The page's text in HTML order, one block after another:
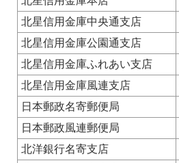
北星信用金庫中央通支店
北星信用金庫公園通支店
北星信用金庫ふれあい支店
北星信用金庫風連支店
日本郵政名寄郵便局
日本郵政風連郵便局
北洋銀行名寄支店